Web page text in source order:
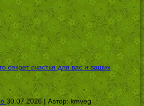
секрет счастья для вас и ваших
30.07.2026 | Автор:kmveg